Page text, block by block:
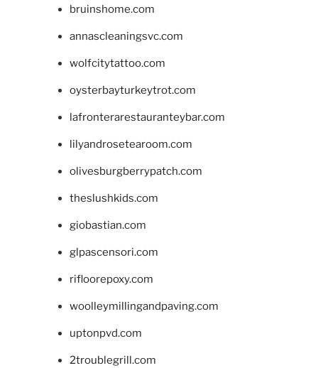
bruinshome.com
annascleaningsvc.com
wolfcitytattoo.com
oysterbayturkeytrot.com
lafronterarestauranteybar.com
lilyandrosetearoom.com
olivesburgberrypatch.com
theslushkids.com
giobastian.com
glpascensori.com
rifloorepoxy.com
woolleymillingandpaving.com
uptonpvd.com
2troublegrill.com